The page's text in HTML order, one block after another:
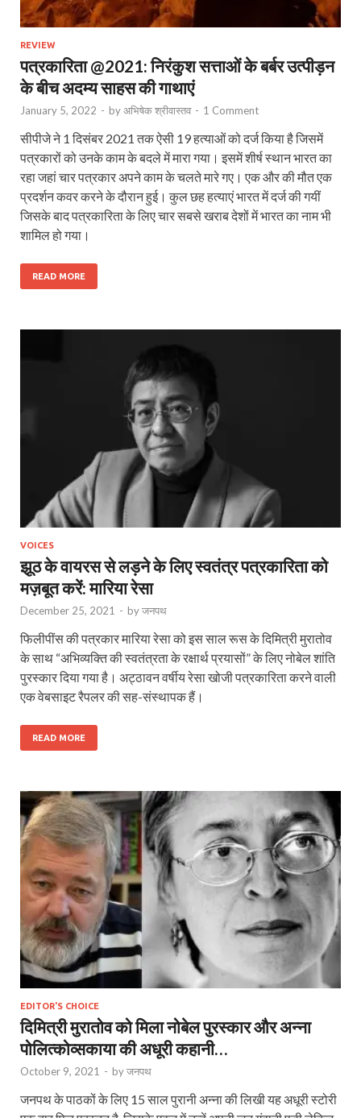
REVIEW
पत्रकारिता @2021: निरंकुश सत्ताओं के बर्बर उत्पीड़न
के बीच अदम्य साहस की गाथाएं
January 5, 2022 - byअभिषेक श्रीवास्तव - 1 Comment
सीपीजे ने 1 दिसंबर 2021 तक ऐसी 19 हत्‍याओं को दर्ज किया है जिसमें
पत्रकारों को उनके काम के बदले में मारा गया। इसमें शीर्ष स्‍थान भारत का
रहा जहां चार पत्रकार अपने काम के चलते मारे गए। एक और की मौत एक
प्रदर्शन कवर करने के दौरान हुई। कुल छह हत्‍याएं भारत में दर्ज की गयीं
जिसके बाद पत्रकारिता के लिए चार सबसे खराब देशों में भारत का नाम भी
शामिल हो गया।
READ MORE
VOICES
झूठ के वायरस से लड़ने के लिए स्वतंत्र पत्रकारिता को
मज़बूत करें: मारिया रेसा
December 25, 2021 - byजनपथ
फिलीपींस की पत्रकार मारिया रेसा को इस साल रूस के दिमित्री मुरातोव
के साथ “अभिव्यक्ति की स्वतंत्रता के रक्षार्थ प्रयासों” के लिए नोबेल शांति
पुरस्कार दिया गया है। अट्ठावन वर्षीय रेसा खोजी पत्रकारिता करने वाली
एक वेबसाइट रैपलर की सह-संस्थापक हैं।
READ MORE
EDITOR'S CHOICE
दिमित्री मुरातोव को मिला नोबेल पुरस्कार और अन्ना
पोलित्कोव्सकाया की अधूरी कहानी…
October 9, 2021 - byजनपथ
जनपथ के पाठकों के लिए 15 साल पुरानी अन्ना की लिखी यह अधूरी स्टोरी